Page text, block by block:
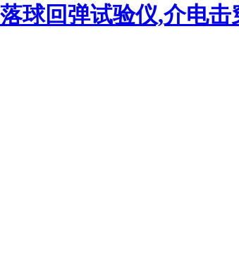
落球回弹试验仪,介电击